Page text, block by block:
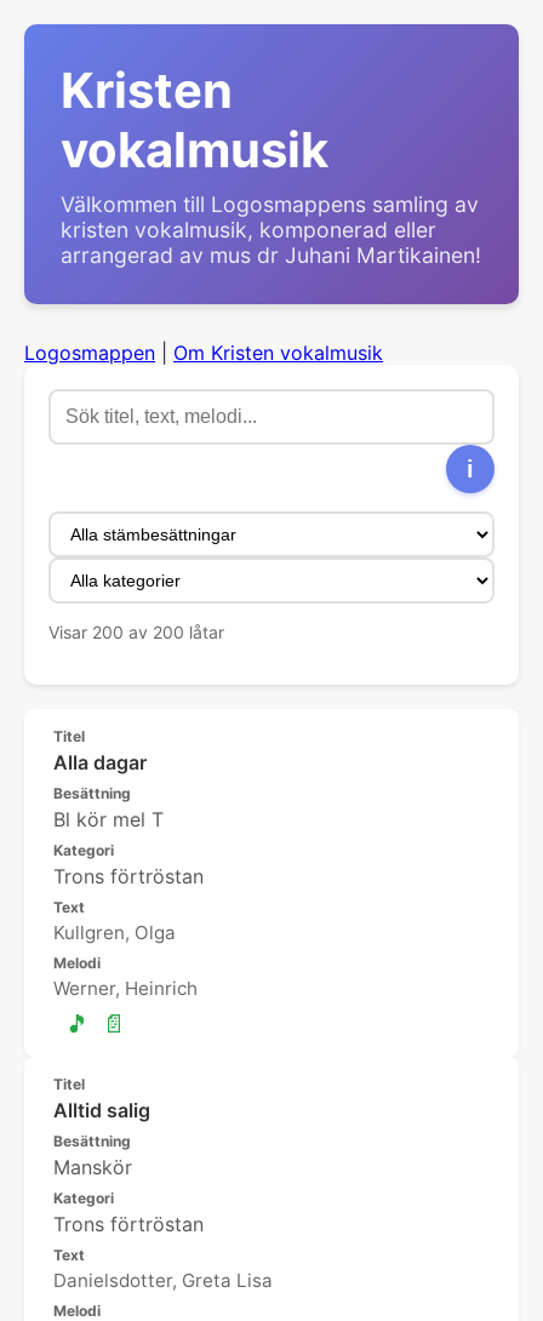
Kristen
vokalmusik
Välkommen till Logosmappens samling av
kristen vokalmusik, komponerad eller
arrangerad av mus dr Juhani Martikainen!
Logosmappen Om Kristen vokalmusik
i
Visar 200 av 200 låtar
Titel
Alla dagar
Besättning
Bl kör mel T
Kategori
Trons förtröstan
Text
Kullgren, Olga
Melodi
Werner, Heinrich
🎵 📄
Titel
Alltid salig
Besättning
Manskör
Kategori
Trons förtröstan
Text
Danielsdotter, Greta Lisa
Melodi